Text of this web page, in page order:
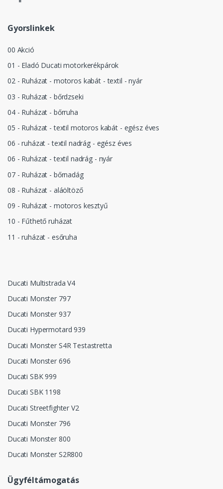
Gyorslinkek
00 Akció
01 - Eladó Ducati motorkerékpárok
02 - Ruházat - motoros kabát - textil - nyár
03 - Ruházat - bőrdzseki
04 - Ruházat - bőrruha
05 - Ruházat - textil motoros kabát - egész éves
06 - ruházat - textil nadrág - egész éves
06 - Ruházat - textil nadrág - nyár
07 - Ruházat - bőrnadág
08 - Ruházat - aláöltöző
09 - Ruházat - motoros kesztyű
10 - Fűthető ruházat
11 - ruházat - esőruha
Ducati Multistrada V4
Ducati Monster 797
Ducati Monster 937
Ducati Hypermotard 939
Ducati Monster S4R Testastretta
Ducati Monster 696
Ducati SBK 999
Ducati SBK 1198
Ducati Streetfighter V2
Ducati Monster 796
Ducati Monster 800
Ducati Monster S2R800
Ügyféltámogatás